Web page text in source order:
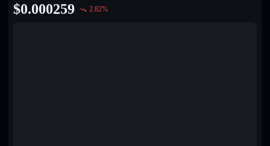
$0.000259 2.82%